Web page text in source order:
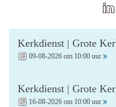
Kerkdienst | Grote
09-08-2026 om 10:00 uur
Kerkdienst | Grote
16-08-2026 om 10:00 uur